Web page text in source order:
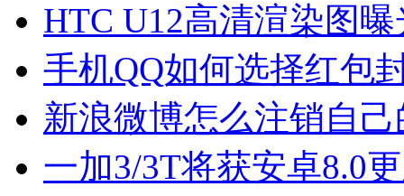
HTC U12高清渲染图
手机QQ如何选择红包
新浪微博怎么注销自
一加3/3T将获安卓8.0